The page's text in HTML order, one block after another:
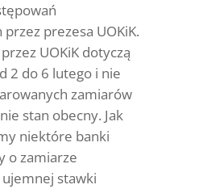
prezesa UOKiK.
UOKiK dotyczą
2 do 6 lutego i nie
zamiarów
stan obecny. Jak
niektóre banki
o zamiarze
stawki